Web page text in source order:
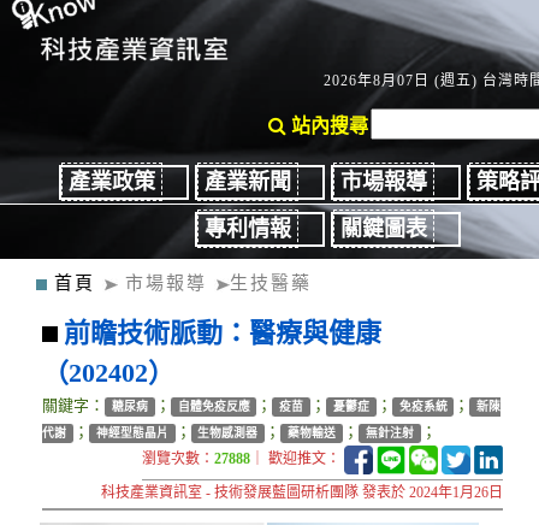
2026年8月07日 (週五) 台灣時
站內搜尋
產業政策 產業新聞 市場報導
策略
專利情報
關鍵圖表
首頁 市場報導 生技醫藥
前瞻技術脈動：醫療與健康
（202402）
關鍵字： 糖尿病 ； 自體免疫反應 ； 疫苗 ； 憂鬱症 ； 免疫系統 ； 新陳
代謝 ； 神經型態晶片 ； 生物感測器 ； 藥物輸送 ； 無針注射 ；
瀏覽次數：27888 ｜ 歡迎推文：
科技產業資訊室 - 技術發展藍圖研析團隊 發表於 2024年1月26日